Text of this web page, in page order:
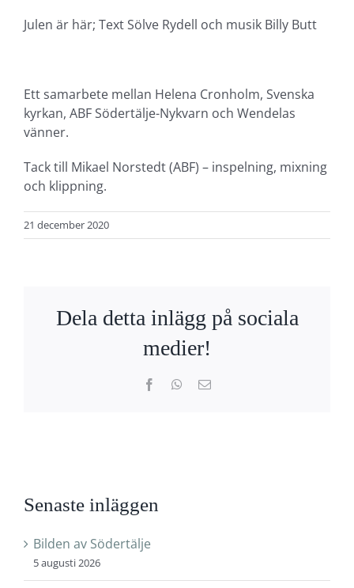
Julen är här; Text Sölve Rydell och musik Billy Butt
Ett samarbete mellan Helena Cronholm, Svenska
kyrkan, ABF Södertälje-Nykvarn och Wendelas
vänner.
Tack till Mikael Norstedt (ABF) – inspelning, mixning
och klippning.
21 december 2020
Dela detta inlägg på sociala
medier!
FacebookWhatsApp
E-
Senaste inläggen
Bilden av Södertälje
5 augusti 2026